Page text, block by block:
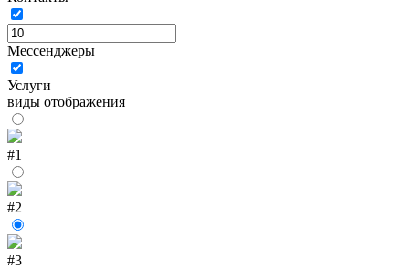
Мессенджеры
Услуги
виды отображения
#1
#2
#3